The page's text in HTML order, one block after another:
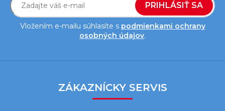
Vložením e-mailu súhlasíte s podmienkami ochrany
osobných údajov.
PRIHLÁSIŤ SA
ZÁKAZNÍCKY SERVIS